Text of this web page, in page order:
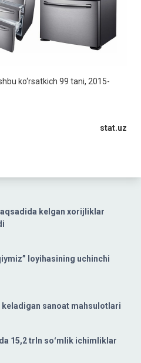
kelgan xorijliklar
loyihasining uchinchi
keladigan sanoat mahsulotlari
15,2 trln soʻmlik ichimliklar
ko‘rsatkich 99 tani, 2015-
stat.uz